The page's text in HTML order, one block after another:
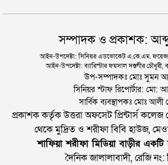
সম্পাদক ও প্রকাশক:
আইন-উপদেষ্টা: সিনিয়র এডভোকেট এ.কে.এম. ফয়েজ,
আইন-উপদেষ্টা: ব্যারিস্টার ফয়সাল দস্তগীর চৌধুরী,
উপ-সম্পাদকঃ মোঃ সুমন
সিনিয়র স্টাফ রিপোর্টার: মো:
সার্বিক ব্যবস্থাপকঃ মোঃ আলী
প্রকাশক কর্তৃক উত্তরা অফসেট প্রিন্টার্স কলেজ
থেকে মুদ্রিত ও শরীফা বিবি হাউজ,
শাফিয়া শরীফা মিডিয়া বাড়ীর একটি
দৈনিক জালালাবাদী, রেজি